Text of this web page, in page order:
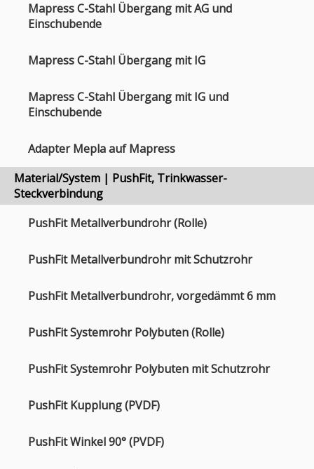
Mapress C-Stahl Übergang mit AG und
Einschubende
Mapress C-Stahl Übergang mit IG
Mapress C-Stahl Übergang mit IG und
Einschubende
Adapter Mepla auf Mapress
Material/System | PushFit, Trinkwasser-
Steckverbindung
PushFit Metallverbundrohr (Rolle)
PushFit Metallverbundrohr mit Schutzrohr
PushFit Metallverbundrohr, vorgedämmt 6 mm
PushFit Systemrohr Polybuten (Rolle)
PushFit Systemrohr Polybuten mit Schutzrohr
PushFit Kupplung (PVDF)
PushFit Winkel 90° (PVDF)